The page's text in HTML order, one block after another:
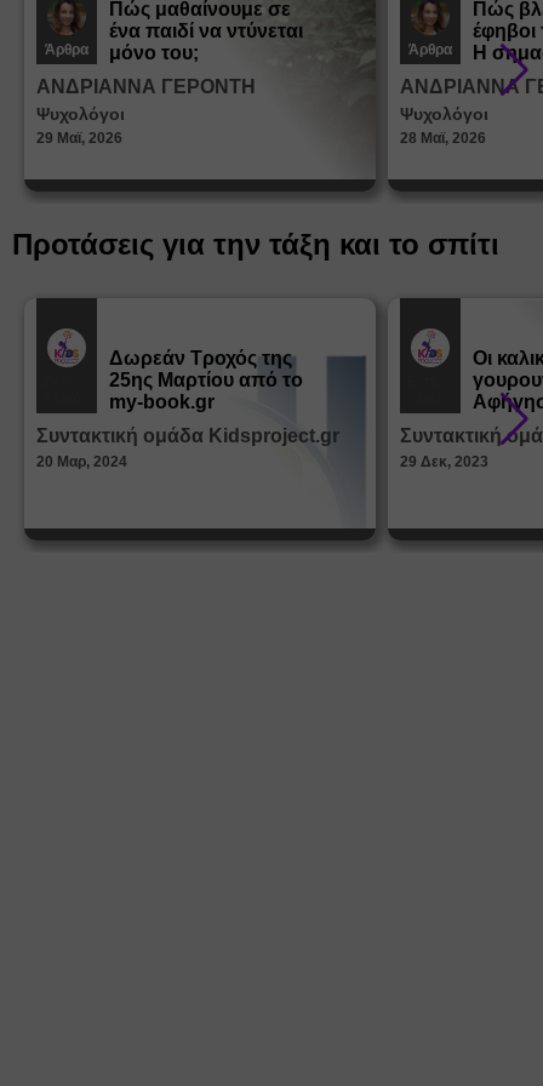
Άρθρα
Πώς μαθαίνουμε σε
ένα παιδί να ντύνεται
μόνο του;
ΑΝΔΡΙΑΝΝΑ ΓΕΡΟΝΤΗ
Ψυχολόγοι
29 Μαϊ, 2026
Άρθρα
Πώς
Η
στη
ΑΝΔΡΙΑΝΝΑ
Ψυχολόγοι
28 Μαϊ, 2026
Προτάσεις για την τάξη και το σπίτι
Δωρεάν Tροχός της
25ης Μαρτίου από το
my-book.gr
Συντακτική ομάδα Kidsproject.gr
20 Μαρ, 2024
Οι
από τα
Συντακτική
29 Δεκ, 2023